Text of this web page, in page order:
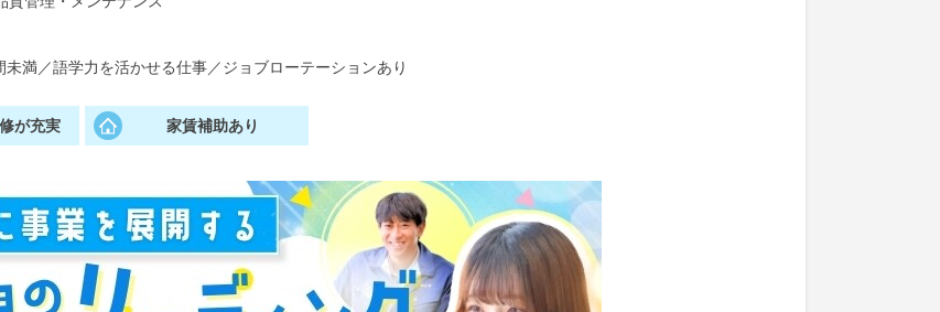
未満／語学力を活かせる仕事／ジョブローテーションあり
が充実 家賃補助あり